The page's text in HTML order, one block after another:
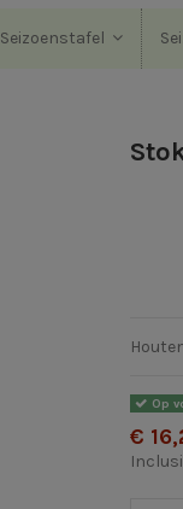
Seizoenstafel
Op
€